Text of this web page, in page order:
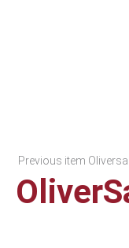
Previous item